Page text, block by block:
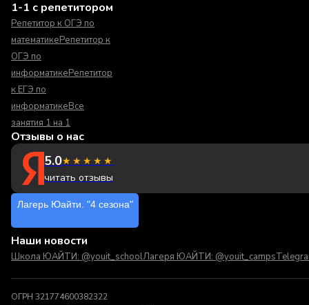
1-1 с репетитором
Репетитор к ОГЭ по
математикеРепетитор к
ОГЭ по
информатикеРепетитор
к ЕГЭ по
информатикеВсе
занятия 1 на 1
Отзывы о нас
5.0★★★★★
читать отзывы
Лагерь Юайти. "4 сезона"
Наши новости
Школа ЮАЙТИ: @youit_schoolЛагеря ЮАЙТИ: @youit_camps
ОГРН 321774600382322